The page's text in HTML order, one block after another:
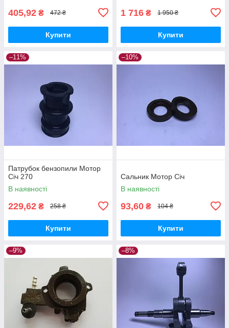
405,92 ₴ 472 ₴
Купити
1 716 ₴ 1 950 ₴
Купити
–11%
Патрубок бензопили Мотор
Січ 270
В наявності
229,62 ₴ 258 ₴
Купити
–10%
Сальник Мотор Січ
В наявності
93,60 ₴ 104 ₴
Купити
–9% –8%